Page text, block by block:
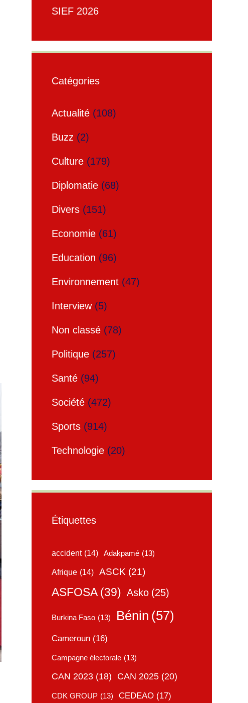
SIEF 2026
Catégories
Actualité (108)
Buzz (2)
Culture (179)
Diplomatie (68)
Divers (151)
Economie (61)
Education (96)
Environnement (47)
Interview(5)
Non classé (78)
Politique (257)
Santé (94)
Société (472)
Sports (914)
Technologie (20)
Étiquettes
accident (14) Adakpamé (13)
Afrique (14) ASCK (21)
ASFOSA (39) Asko (25)
Burkina Faso (13) Bénin (57)
Cameroun (16)
Campagne électorale (13)
CAN 2023 (18) CAN 2025 (20)
CDK GROUP (13) CEDEAO (17)